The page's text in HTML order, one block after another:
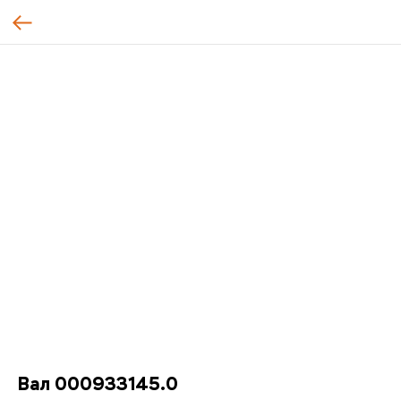
Вал 000933145.0